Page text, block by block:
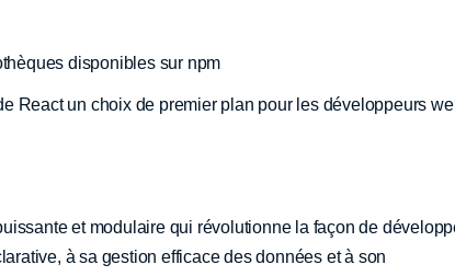
disponibles sur npm
React un choix de premier plan pour les développeurs
et modulaire qui révolutionne la façon de
à sa gestion efficace des données et à son